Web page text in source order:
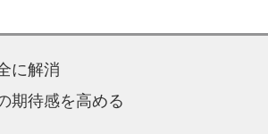
に解消
期待感を高める